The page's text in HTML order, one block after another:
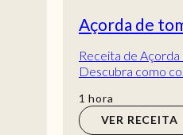
receita fácil
- receita fácil.
receita de Açorda de